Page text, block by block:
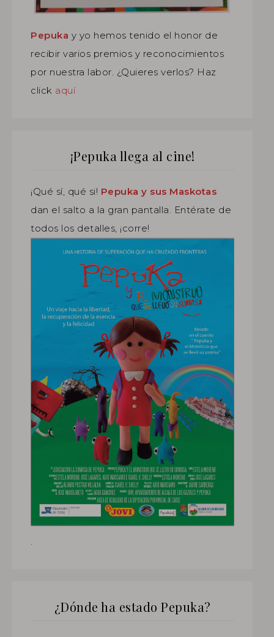
Pepuka y yo hemos tenido el honor de
recibir varios premios y reconocimientos
por nuestra labor. ¿Quieres verlos? Haz
click aquí
¡Pepuka llega al cine!
¡Qué sí, qué si! Pepuka y sus Maskotas
dan el salto a la gran pantalla. Entérate de
todos los detalles, ¡corre!
¿Dónde ha estado Pepuka?